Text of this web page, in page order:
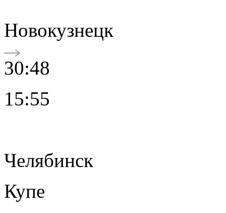
Новокузнецк
30:48
15:55
Челябинск
Купе